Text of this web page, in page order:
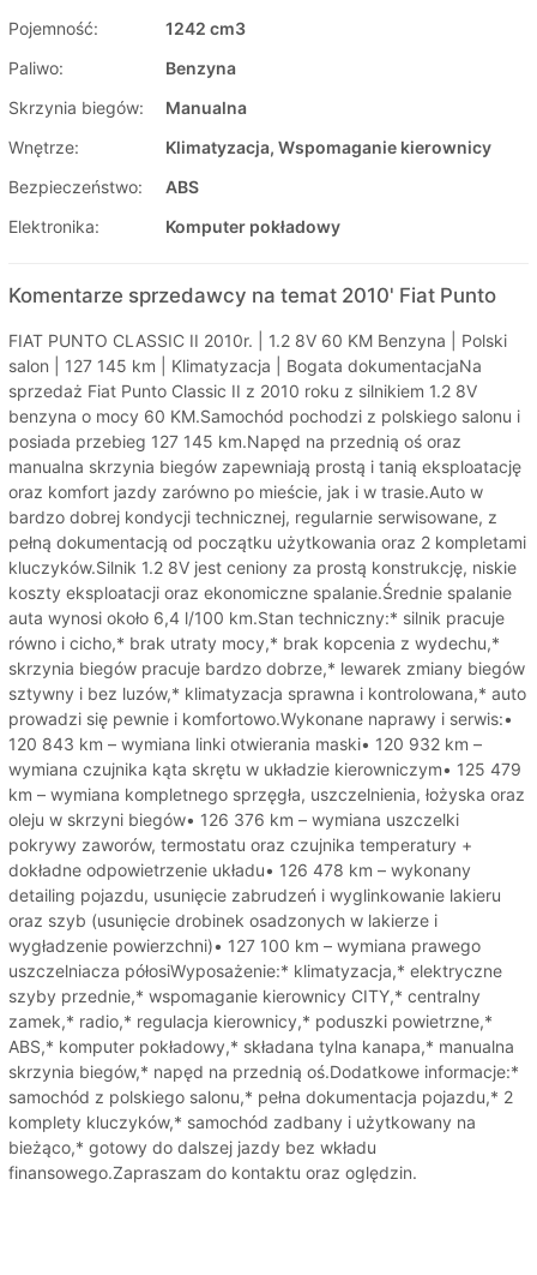
Pojemność:
1242 cm3
Paliwo:
Benzyna
Skrzynia biegów:
Manualna
Wnętrze:
Klimatyzacja, Wspomaganie kierownicy
Bezpieczeństwo:
ABS
Elektronika:
Komputer pokładowy
Komentarze sprzedawcy na temat 2010' Fiat Punto
FIAT PUNTO CLASSIC II 2010r. | 1.2 8V 60 KM Benzyna | Polski
salon | 127 145 km | Klimatyzacja | Bogata dokumentacjaNa
sprzedaż Fiat Punto Classic II z 2010 roku z silnikiem 1.2 8V
benzyna o mocy 60 KM.Samochód pochodzi z polskiego salonu i
posiada przebieg 127 145 km.Napęd na przednią oś oraz
manualna skrzynia biegów zapewniają prostą i tanią eksploatację
oraz komfort jazdy zarówno po mieście, jak i w trasie.Auto w
bardzo dobrej kondycji technicznej, regularnie serwisowane, z
pełną dokumentacją od początku użytkowania oraz 2 kompletami
kluczyków.Silnik 1.2 8V jest ceniony za prostą konstrukcję, niskie
koszty eksploatacji oraz ekonomiczne spalanie.Średnie spalanie
auta wynosi około 6,4 l/100 km.Stan techniczny:* silnik pracuje
równo i cicho,* brak utraty mocy,* brak kopcenia z wydechu,*
skrzynia biegów pracuje bardzo dobrze,* lewarek zmiany biegów
sztywny i bez luzów,* klimatyzacja sprawna i kontrolowana,* auto
prowadzi się pewnie i komfortowo.Wykonane naprawy i serwis:•
120 843 km – wymiana linki otwierania maski• 120 932 km –
wymiana czujnika kąta skrętu w układzie kierowniczym• 125 479
km – wymiana kompletnego sprzęgła, uszczelnienia, łożyska oraz
oleju w skrzyni biegów• 126 376 km – wymiana uszczelki
pokrywy zaworów, termostatu oraz czujnika temperatury +
dokładne odpowietrzenie układu• 126 478 km – wykonany
detailing pojazdu, usunięcie zabrudzeń i wyglinkowanie lakieru
oraz szyb (usunięcie drobinek osadzonych w lakierze i
wygładzenie powierzchni)• 127 100 km – wymiana prawego
uszczelniacza półosiWyposażenie:* klimatyzacja,* elektryczne
szyby przednie,* wspomaganie kierownicy CITY,* centralny
zamek,* radio,* regulacja kierownicy,* poduszki powietrzne,*
ABS,* komputer pokładowy,* składana tylna kanapa,* manualna
skrzynia biegów,* napęd na przednią oś.Dodatkowe informacje:*
samochód z polskiego salonu,* pełna dokumentacja pojazdu,* 2
komplety kluczyków,* samochód zadbany i użytkowany na
bieżąco,* gotowy do dalszej jazdy bez wkładu
finansowego.Zapraszam do kontaktu oraz oględzin.